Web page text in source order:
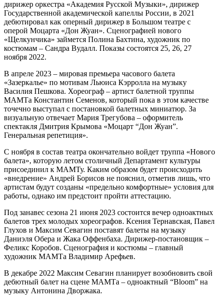
дирижер оркестра «Академия Русской Музыки», дирижер
Государственной академической капеллы России, в 2021
дебютировал как оперный дирижер в Большом театре с
оперой Моцарта «Дон Жуан». Сценографией нового
«Щелкунчика» займется Полина Бахтина, художник по
костюмам – Сандра Вудалл. Показы состоятся 25, 26, 27
ноября 2022.
В апреле 2023 – мировая премьера часового балета
«Зазеркалье» по мотивам Льюиса Кэрролла на музыку
Василия Пешкова. Хореограф – артист балетной труппы
МАМТа Константин Семенов, который пока в этом качестве
точечно выступал с постановкой балетных миниатюр. За
визуальную отвечает Мария Трегубова – оформитель
спектакля Дмитрия Крымова «Моцарт “Дон Жуан”.
Генеральная репетиция».
С ноября в состав театра окончательно войдет труппа «Нового
балета», которую летом столичный Департамент культуры
присоединил к МАМТу. Каким образом будет происходить
«внедрение» Андрей Борисов не пояснил, отметив лишь, что
артистам будут созданы «предельно комфортные» условия для
работы, однако им предстоит пройти аттестацию.
Под занавес сезона 21 июня 2023 состоится вечер одноактных
балетов трех молодых хореографов. Ксения Тернавская, Павел
Глухов и Максим Севагин поставят балеты на музыку
Даниэля Обера и Жака Оффенбаха. Дирижер-постановщик –
Феликс Коробов. Сценография и костюмы – главный
художник МАМТа Владимир Арефьев.
В декабре 2022 Максим Севагин планирует возобновить свой
дебютный балет на сцене МАМТа – одноактный “Bloom” на
музыку Антонина Дворжака.